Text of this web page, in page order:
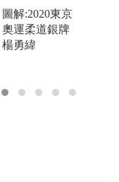
運動技能課程
除本身專長
外，本系其他
技擊項目亦列
通、相輔相
圖解:2020東京
奧運柔道銀牌
楊勇緯